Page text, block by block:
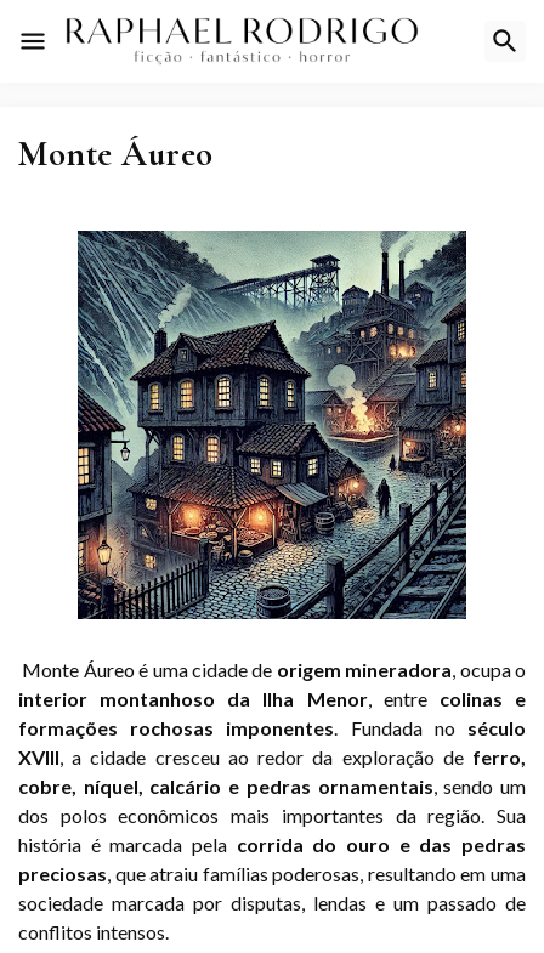
Monte Áureo
Monte Áureo é uma cidade de origem mineradora, ocupa o
interior montanhoso da Ilha Menor, entre colinas e
formações rochosas imponentes. Fundada no século
XVIII, a cidade cresceu ao redor da exploração de ferro,
cobre, níquel, calcário e pedras ornamentais, sendo um
dos polos econômicos mais importantes da região. Sua
história é marcada pela corrida do ouro e das pedras
preciosas, que atraiu famílias poderosas, resultando em uma
sociedade marcada por disputas, lendas e um passado de
conflitos intensos.